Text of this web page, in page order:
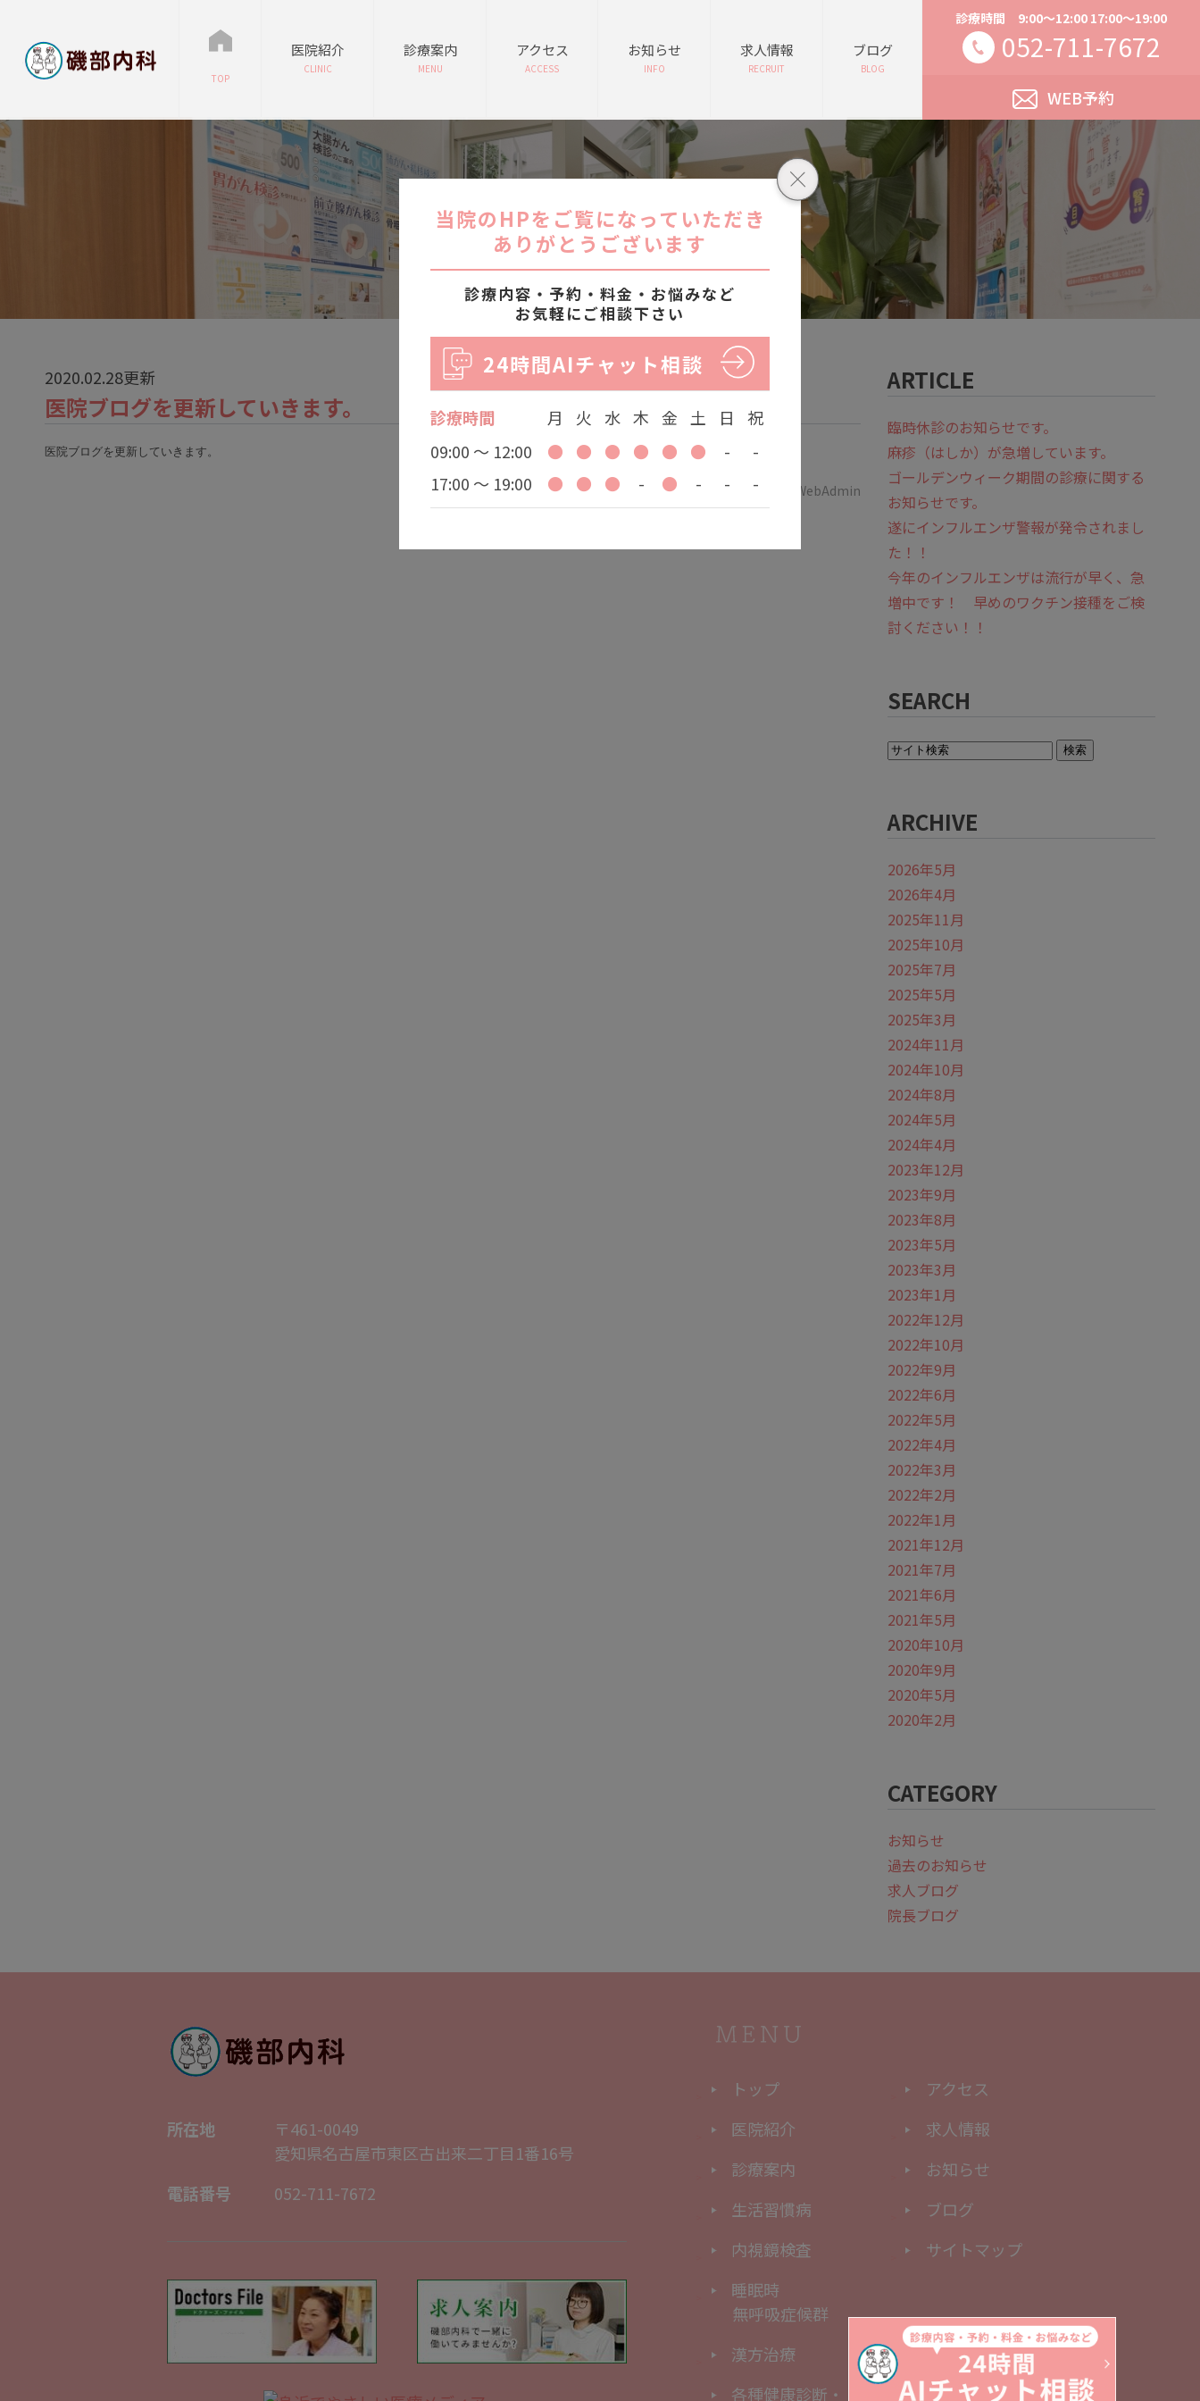
当院のHPをご覧になっていただき
ありがとうございます
診療内容・予約・料金・お悩みなど
お気軽にご相談下さい
24時間AIチャット相談
診療時間 月 火 水 木 金 土 日
祝
09:00 ～ 12:00
● ● ● ● ● ● -
-
17:00 ～ 19:00
● ● ● - ● - - -
TOP
医院紹介
CLINIC
診療案内
MENU
アクセス
ACCESS
お知らせ
INFO
求人情報
RECRUIT
ブログ
BLOG
診療時間 9:00～12:00 17:00～19:00
052-711-7672
WEB予約
アーカイブ
2020.02.28更新
医院ブログを更新していきます。
医院ブログを更新していきます。
投稿者: WebAdmin
ARTICLE
臨時休診のお知らせです。
麻疹（はしか）が急増しています。
ゴールデンウィーク期間の診療に関する
お知らせです。
遂にインフルエンザ警報が発令されまし
た！！
今年のインフルエンザは流行が早く、急
増中です！ 早めのワクチン接種をご検
討ください！！
SEARCH
ARCHIVE
2026年5月
2026年4月
2025年11月
2025年10月
2025年7月
2025年5月
2025年3月
2024年11月
2024年10月
2024年8月
2024年5月
2024年4月
2023年12月
2023年9月
2023年8月
2023年5月
2023年3月
2023年1月
2022年12月
2022年10月
2022年9月
2022年6月
2022年5月
2022年4月
2022年3月
2022年2月
2022年1月
2021年12月
2021年7月
2021年6月
2021年5月
2020年10月
2020年9月
2020年5月
2020年2月
CATEGORY
お知らせ
過去のお知らせ
求人ブログ
院長ブログ
所在地
〒461-0049
愛知県名古屋市東区古出来二丁目1番16号
電話番号
052-711-7672
トップ
医院紹介
診療案内
生活習慣病
内視鏡検査
睡眠時
無呼吸症候群
漢方治療
各種健康診断・
アクセス
求人情報
お知らせ
ブログ
サイトマップ